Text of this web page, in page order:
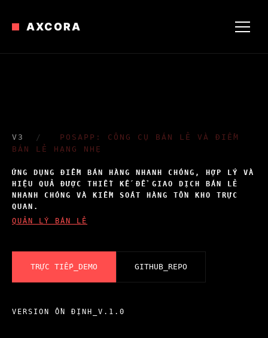
AXCORA
V3 /
POSAPP: CÔNG CỤ BÁN LẺ VÀ ĐIỂM
BÁN LẺ HẠNG NHẸ
ỨNG DỤNG ĐIỂM BÁN HÀNG NHANH CHÓNG, HỢP LÝ VÀ
HIỆU QUẢ ĐƯỢC THIẾT KẾ ĐỂ GIAO DỊCH BÁN LẺ
NHANH CHÓNG VÀ KIỂM SOÁT HÀNG TỒN KHO TRỰC
QUAN.
QUẢN LÝ BÁN LẺ
TRỰC TIẾP_DEMO GITHUB_REPO
VERSION ỔN ĐỊNH_V.1.0